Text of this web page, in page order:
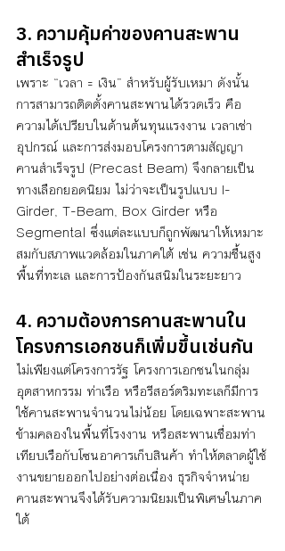
3. ความคุ้มค่าของคานสะพาน
สำเร็จรูป
เพราะ “เวลา = เงิน” สำหรับผู้รับเหมา ดังนั้น
การสามารถติดตั้งคานสะพานได้รวดเร็ว คือ
ความได้เปรียบในด้านต้นทุนแรงงาน เวลาเช่า
อุปกรณ์ และการส่งมอบโครงการตามสัญญา
คานสำเร็จรูป (Precast Beam) จึงกลายเป็น
ทางเลือกยอดนิยม ไม่ว่าจะเป็นรูปแบบ I-
Girder, T-Beam, Box Girder หรือ
Segmental ซึ่งแต่ละแบบก็ถูกพัฒนาให้เหมาะ
สมกับสภาพแวดล้อมในภาคใต้ เช่น ความชื้นสูง
พื้นที่ทะเล และการป้องกันสนิมในระยะยาว
4. ความต้องการคานสะพานใน
โครงการเอกชนก็เพิ่มขึ้นเช่นกัน
ไม่เพียงแต่โครงการรัฐ โครงการเอกชนในกลุ่ม
อุตสาหกรรม ท่าเรือ หรือรีสอร์ตริมทะเลก็มีการ
ใช้คานสะพานจำนวนไม่น้อย โดยเฉพาะสะพาน
ข้ามคลองในพื้นที่โรงงาน หรือสะพานเชื่อมท่า
เทียบเรือกับโซนอาคารเก็บสินค้า ทำให้ตลาดผู้ใช้
งานขยายออกไปอย่างต่อเนื่อง ธุรกิจจำหน่าย
คานสะพานจึงได้รับความนิยมเป็นพิเศษในภาค
ใต้